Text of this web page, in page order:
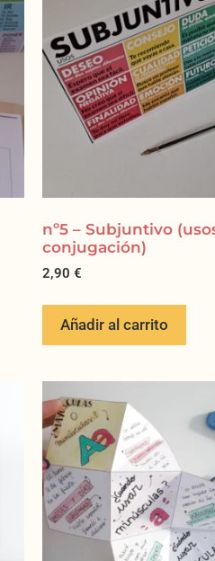
nº5 – Subjuntivo
conjugación)
2,90 €
Añadir al carrito